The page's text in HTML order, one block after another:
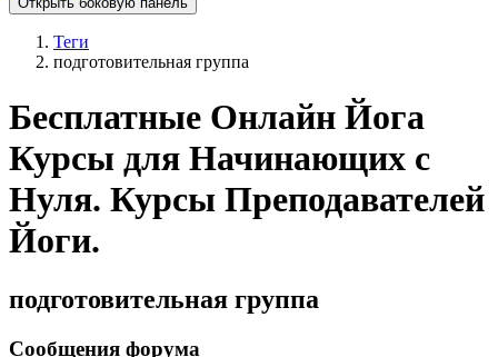
Теги
подготовительная группа
Бесплатные Онлайн Йога
Курсы для Начинающих с
Нуля. Курсы Преподавателей
Йоги.
подготовительная группа
Сообщения форума